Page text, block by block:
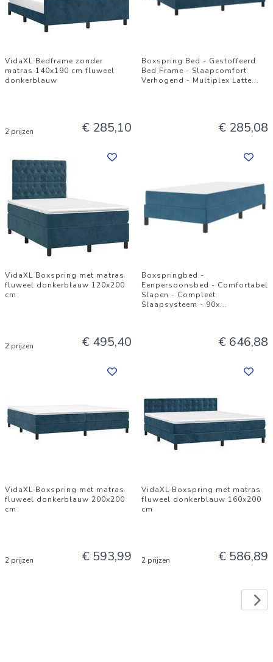
VidaXL Bedframe zonder
matras 140x190 cm fluweel
donkerblauw
2 prijzen € 285,10
Boxspring Bed - Gestoffeerd
Bed Frame - Slaapcomfort
Verhogend - Multiplex Latte...
€ 285,08
VidaXL Boxspring met matras
fluweel donkerblauw 120x200
cm
2 prijzen € 495,40
Boxspringbed -
Eenpersoonsbed - Comfortabel
Slapen - Compleet
Slaapsysteem - 90x...
€ 646,88
VidaXL Boxspring met matras
fluweel donkerblauw 200x200
cm
2 prijzen € 593,99
VidaXL Boxspring met matras
fluweel donkerblauw 160x200
cm
2 prijzen € 586,89